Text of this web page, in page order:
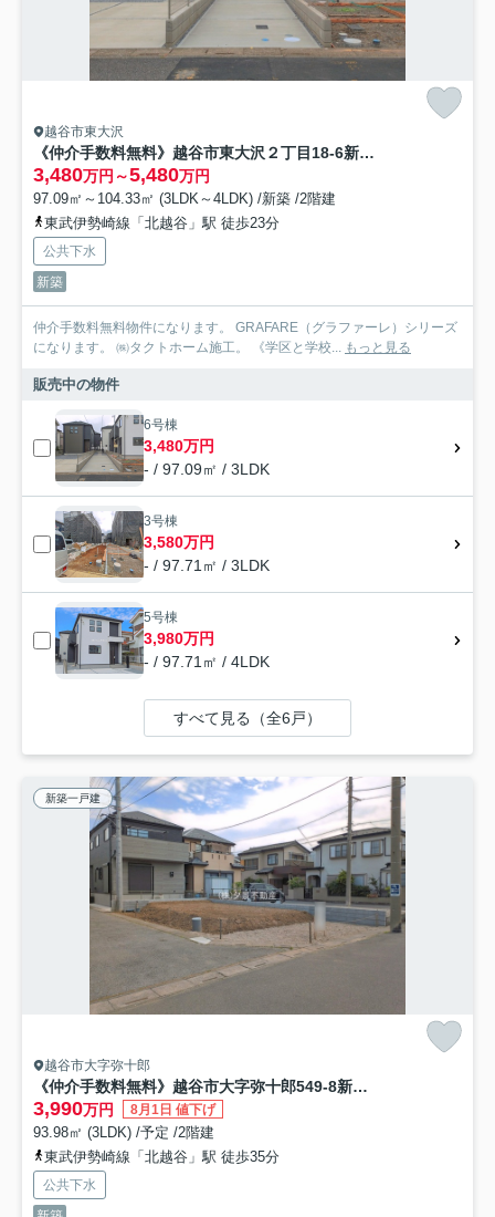
越谷市東大沢
《仲介手数料無料》越谷市東大沢２丁目18-6新築一戸建てグラファーレ
3,480万円～5,480万円
97.09㎡～104.33㎡ (3LDK～4LDK) /新築 /2階建
東武伊勢崎線「北越谷」駅 徒歩23分
公共下水
新築
仲介手数料無料物件になります。 GRAFARE（グラファーレ）シリーズ
になります。 ㈱タクトホーム施工。 《学区と学校... もっと見る
販売中の物件
6号棟
3,480万円
- / 97.09㎡ / 3LDK
3号棟
3,580万円
- / 97.71㎡ / 3LDK
5号棟
3,980万円
- / 97.71㎡ / 4LDK
すべて見る（全6戸）
新築一戸建
越谷市大字弥十郎
《仲介手数料無料》越谷市大字弥十郎549-8新築一戸建てブルーミングガーデン
3,990万円 8月1日 値下げ
93.98㎡ (3LDK) /予定 /2階建
東武伊勢崎線「北越谷」駅 徒歩35分
公共下水